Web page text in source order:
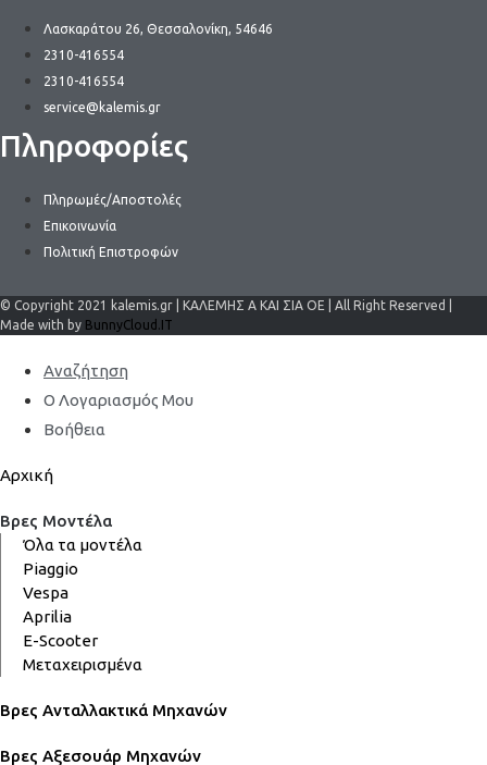
Λασκαράτου 26, Θεσσαλονίκη, 54646
2310-416554
2310-416554
service@kalemis.gr
Πληροφορίες
Πληρωμές/Αποστολές
Επικοινωνία
Πολιτική Επιστροφών
© Copyright 2021 kalemis.gr | ΚΑΛΕΜΗΣ Α ΚΑΙ ΣΙΑ ΟΕ | All Right Reserved |
Made with by BunnyCloud.IT
Αναζήτηση
Ο Λογαριασμός Μου
Βοήθεια
Αρχική
Βρες Μοντέλα
Όλα τα μοντέλα
Piaggio
Vespa
Aprilia
E-Scooter
Μεταχειρισμένα
Βρες Ανταλλακτικά Μηχανών
Βρες Αξεσουάρ Μηχανών